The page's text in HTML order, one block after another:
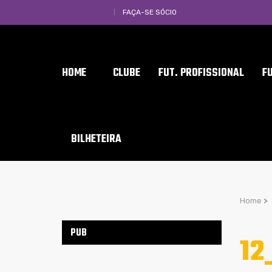
FAÇA-SE SÓCIO
HOME CLUBE FUT. PROFISSIONAL
BILHETEIRA
Home >
PUB